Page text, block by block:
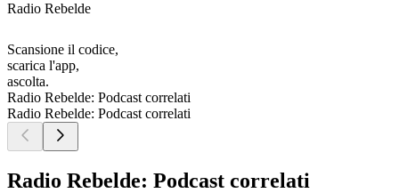
Radio Rebelde
Scansione il codice,
scarica l'app,
ascolta.
Radio Rebelde: Podcast correlati
Radio Rebelde: Podcast correlati
Radio Rebelde: Podcast correlati